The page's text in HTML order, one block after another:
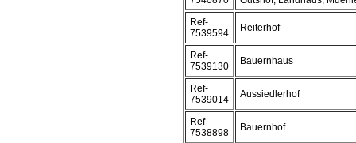
Ref-
7539594
Reiterhof
Ref-
7539130
Bauernhaus
Ref-
7539014
Aussiedlerhof
Ref-
7538898
Bauernhof